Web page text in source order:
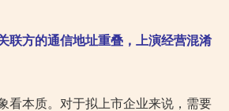
联方的通信地址重叠，上演经营混淆
看本质。对于拟上市企业来说，需要